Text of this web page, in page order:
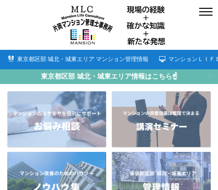
東京都区部 城北・城東エリア マンション管理情報 マンションＬＩＦ
東京都区部 城北・城東エリア情報はこちら☝